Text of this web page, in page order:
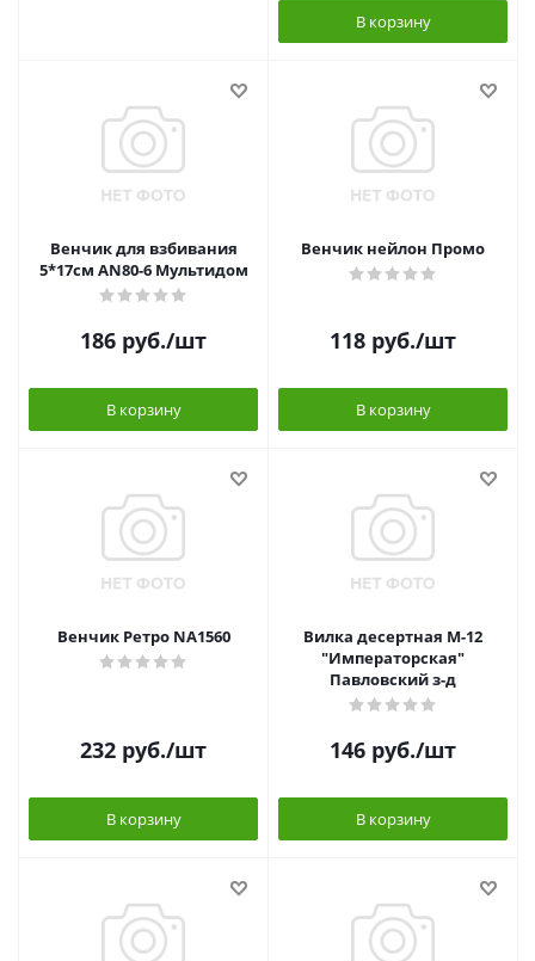
В корзину
Венчик для взбивания
5*17см AN80-6 Мультидом
186 руб./шт
В корзину
Венчик нейлон Промо
118 руб./шт
В корзину
Венчик Ретро NA1560
232 руб./шт
В корзину
Вилка десертная М-12
"Императорская"
Павловский з-д
146 руб./шт
В корзину